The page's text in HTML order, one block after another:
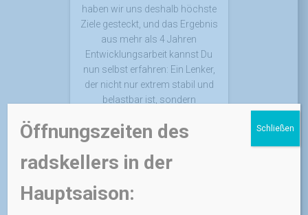
haben wir uns deshalb höchste
Ziele gesteckt, und das Ergebnis
aus mehr als 4 Jahren
Entwicklungsarbeit kannst Du
nun selbst erfahren: Ein Lenker,
der nicht nur extrem stabil und
belastbar ist, sondern
bietet.
270,00 €
inkl. MwSt.
Öffnungszeiten des
radskellers in der
Hauptsaison:
Schließen